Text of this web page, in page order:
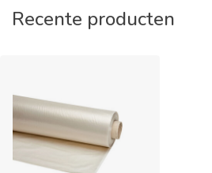
Recente producten